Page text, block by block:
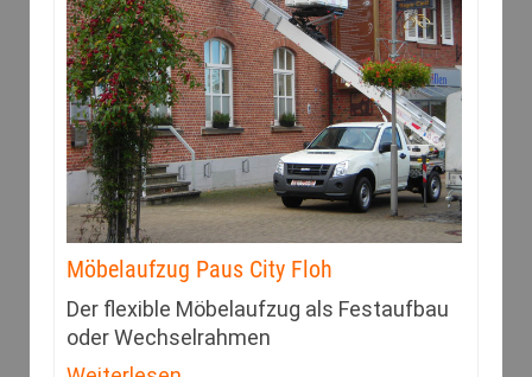
Möbelaufzug Paus City Floh
Der flexible Möbelaufzug als Festaufbau
oder Wechselrahmen